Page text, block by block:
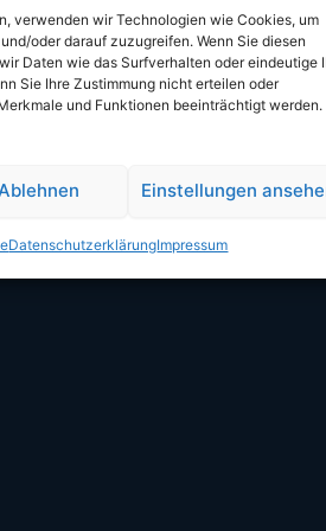
verwenden wir Technologien wie Cookies, um
oder darauf zuzugreifen. Wenn Sie diesen
Daten wie das Surfverhalten oder eindeutige
Sie Ihre Zustimmung nicht erteilen oder
und Funktionen beeinträchtigt werden.
Einstellungen
DatenschutzerklärungImpressum